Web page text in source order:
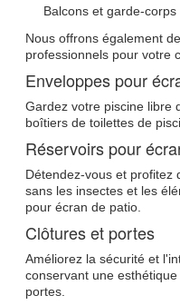
Balcons et garde-corps
Nous offrons également
professionnels pour votre
Enveloppes pour
Gardez votre piscine libre
boîtiers de toilettes de
Réservoirs pour
Détendez-vous et profitez
sans les insectes et les
pour écran de patio.
Clôtures et portes
Améliorez la sécurité et
conservant une
portes.